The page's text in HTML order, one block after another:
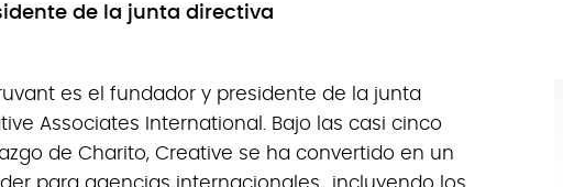
de la junta directiva
es el fundador y presidente de la junta
Associates International. Bajo las casi cinco
de Charito, Creative se ha convertido en un
para agencias internacionales., incluyendo los